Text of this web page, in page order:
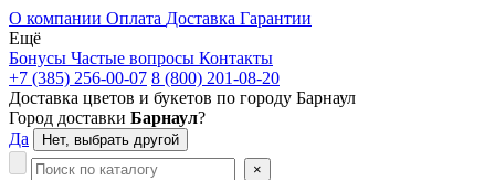
О компании Оплата Доставка Гарантии
Ещё
Бонусы Частые вопросы Контакты
+7 (385) 256-00-07 8 (800) 201-08-20
Доставка цветов и букетов по городу Барнаул
Город доставки Барнаул?
Да
Нет, выбрать другой
×